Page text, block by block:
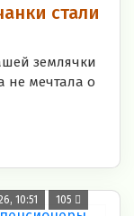
стали
землячки
не мечтала о
10:51 105